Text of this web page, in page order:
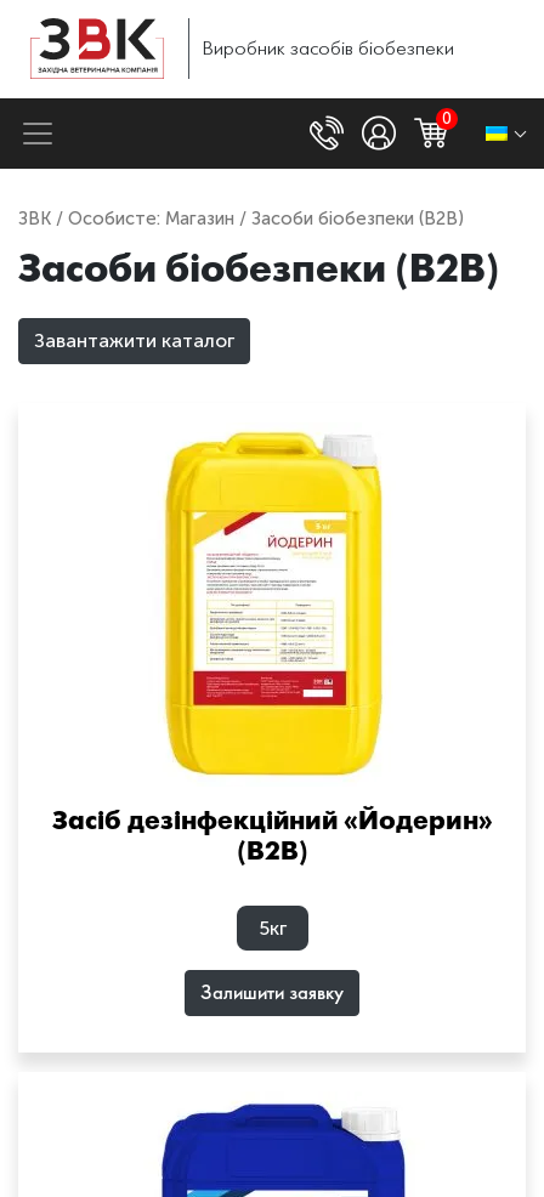
Виробник засобів біобезпеки
0
ЗВК / Особисте: Магазин / Засоби біобезпеки (B2B)
Засоби біобезпеки (B2B)
Завантажити каталог
Засіб дезінфекційний «Йодерин»
(B2B)
5кг
Залишити заявку